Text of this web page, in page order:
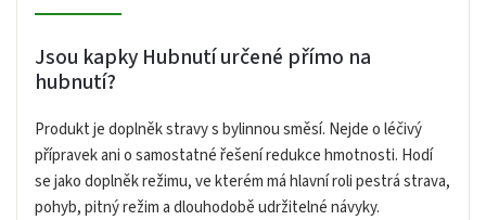
Jsou kapky Hubnutí určené přímo na
hubnutí?
Produkt je doplněk stravy s bylinnou směsí. Nejde o léčivý
přípravek ani o samostatné řešení redukce hmotnosti. Hodí
se jako doplněk režimu, ve kterém má hlavní roli pestrá strava,
pohyb, pitný režim a dlouhodobě udržitelné návyky.